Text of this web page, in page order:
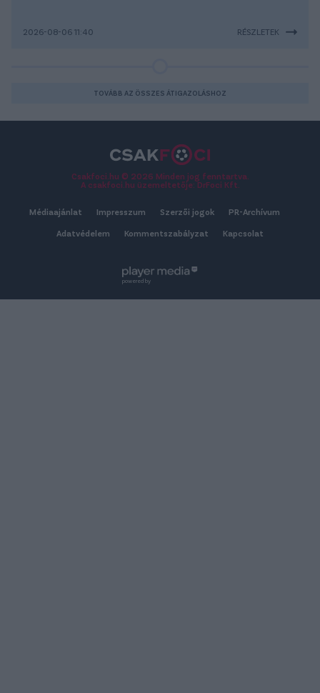
2026-08-06 11:40 RÉSZLETEK
TOVÁBB AZ ÖSSZES ÁTIGAZOLÁSHOZ
Csakfoci.hu © 2026 Minden jog fenntartva.
A csakfoci.hu üzemeltetője: DrFoci Kft.
Médiaajánlat Impresszum Szerzői jogok PR-Archívum
Adatvédelem Kommentszabályzat Kapcsolat
powered by